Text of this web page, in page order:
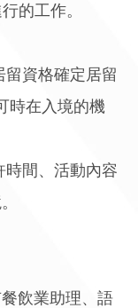
的工作。
資格確定居留
時在入境的機
間、活動內容
飲業助理、語